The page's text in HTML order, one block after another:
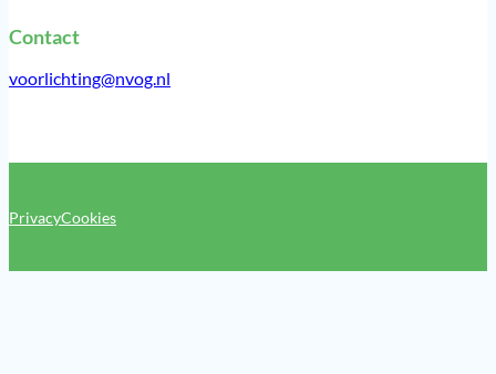
Contact
voorlichting@nvog.nl
PrivacyCookies